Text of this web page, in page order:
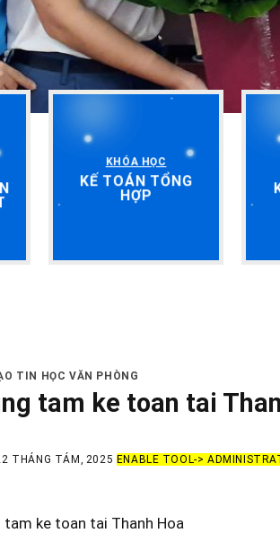
KHÓA HỌC
KẾ TOÁN TỔNG
HỢP
HỌC
TIN HỌC VĂN PHÒNG
tam ke toan tai
THÁNG TÁM, 2025 ENABLE TOOL->
tam ke toan tai Thanh Hoa